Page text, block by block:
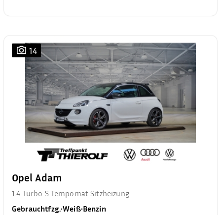
14
Opel Adam
1.4 Turbo S Tempomat Sitzheizung
Gebrauchtfzg.•Weiß•Benzin